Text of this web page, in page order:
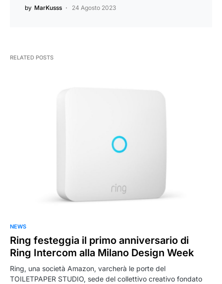
by MarKusss 24 Agosto 2023
RELATED POSTS
NEWS
Ring festeggia il primo anniversario di
Ring Intercom alla Milano Design Week
Ring, una società Amazon, varcherà le porte del
TOILETPAPER STUDIO, sede del collettivo creativo fondato